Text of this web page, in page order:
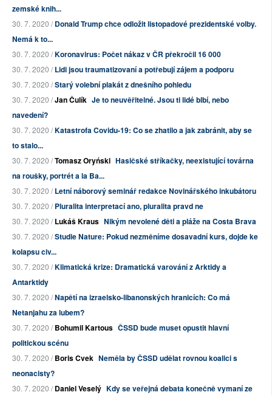
zemské knih...
30. 7. 2020 /Donald Trump chce odložit listopadové prezidentské volby.
Nemá k to...
30. 7. 2020 /Koronavirus: Počet nákaz v ČR překročil 16 000
30. 7. 2020 /Lidi jsou traumatizovaní a potřebují zájem a podporu
30. 7. 2020 /Starý volební plakát z dnešního pohledu
30. 7. 2020 /Jan Čulík Je to neuvěřitelné. Jsou ti lidé blbí, nebo
navedení?
30. 7. 2020 /Katastrofa Covidu-19: Co se zhatilo a jak zabránit, aby se
to stalo...
30. 7. 2020 /Tomasz Oryński Hasičské stříkačky, neexistující továrna
na roušky, portrét a la Ba...
30. 7. 2020 /Letní náborový seminář redakce Novinářského inkubátoru
30. 7. 2020 /Pluralita interpretací ano, pluralita pravd ne
30. 7. 2020 /Lukáš Kraus Nikým nevolené děti a pláže na Costa Brava
30. 7. 2020 /Studie Nature: Pokud nezměníme dosavadní kurs, dojde ke
kolapsu civ...
30. 7. 2020 /Klimatická krize: Dramatická varování z Arktidy a
Antarktidy
30. 7. 2020 /Napětí na izraelsko-libanonských hranicích: Co má
Netanjahu za lubem?
30. 7. 2020 /Bohumil Kartous ČSSD bude muset opustit hlavní
politickou scénu
30. 7. 2020 /Boris Cvek Neměla by ČSSD udělat rovnou koalici s
neonacisty?
30. 7. 2020 /Daniel Veselý Kdy se veřejná debata konečně vymaní ze